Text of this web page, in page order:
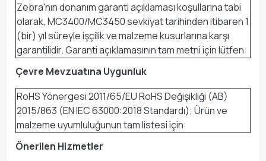
Zebra'nın donanım garanti açıklaması koşullarına tabi
olarak, MC3400/MC3450 sevkiyat tarihinden itibaren 1
(bir) yıl süreyle işçilik ve malzeme kusurlarına karşı
garantilidir. Garanti açıklamasının tam metni için lütfen:
Çevre Mevzuatına Uygunluk
RoHS Yönergesi 2011/65/EU RoHS Değişikliği (AB)
2015/863 (EN IEC 63000:2018 Standardı); Ürün ve
malzeme uyumluluğunun tam listesi için:
Önerilen Hizmetler